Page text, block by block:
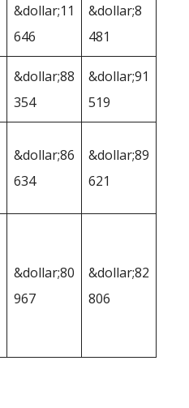
&dollar;11
646
&dollar;8
481
&dollar;88
354
&dollar;91
519
&dollar;86
634
&dollar;89
621
&dollar;80
967
&dollar;82
806